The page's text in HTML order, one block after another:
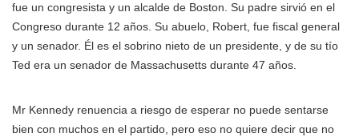
fue un congresista y un alcalde de Boston. Su padre sirvió en el
Congreso durante 12 años. Su abuelo, Robert, fue fiscal general
y un senador. Él es el sobrino nieto de un presidente, y de su tío
Ted era un senador de Massachusetts durante 47 años.
Mr Kennedy renuencia a riesgo de esperar no puede sentarse
bien con muchos en el partido, pero eso no quiere decir que no